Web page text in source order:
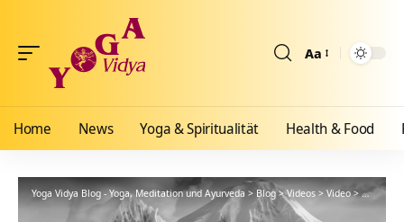
Aa
Home News Yoga & Spiritualität Health & Food
Yoga Vidya Blog - Yoga, Meditation und Ayurveda > Blog>Videos>Video>